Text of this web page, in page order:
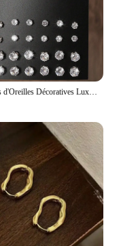
Whether
use or as a gift,
that will
Boucles d'Oreilles Décoratives Luxueuses, Simples, Brillantes et Soucieuses, Convenant aux Cadeaux, aux Fêtes et aux Couples, 12 Paires